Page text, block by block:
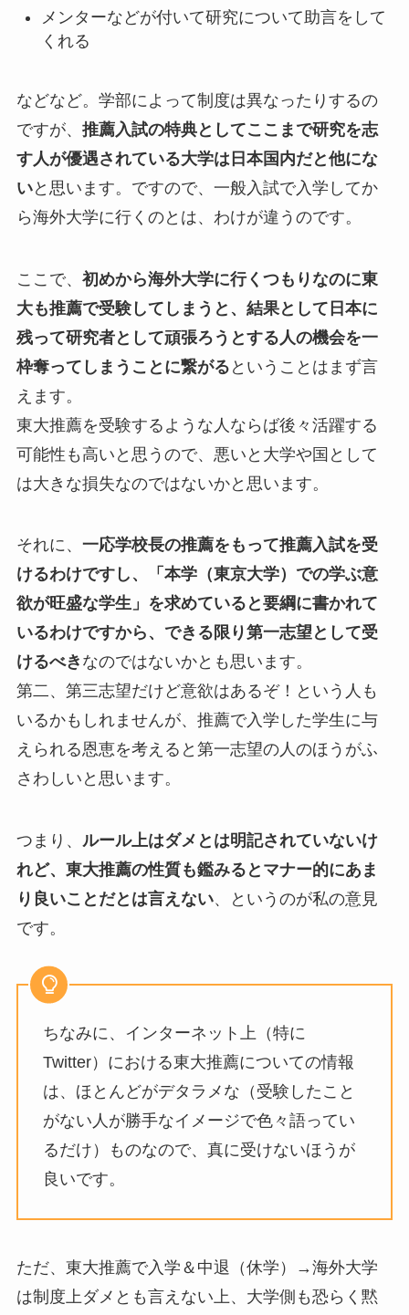
メンターなどが付いて研究について助言をして
くれる
などなど。学部によって制度は異なったりするの
ですが、 推薦入試の特典としてここまで研究を志
す人が優遇されている大学は日本国内だと他にな
いと思います。ですので、一般入試で入学してか
ら海外大学に行くのとは、わけが違うのです。
ここで、 初めから海外大学に行くつもりなのに東
大も推薦で受験してしまうと、結果として日本に
残って研究者として頑張ろうとする人の機会を一
枠奪ってしまうことに繋がる ということはまず言
えます。
東大推薦を受験するような人ならば後々活躍する
可能性も高いと思うので、悪いと大学や国として
は大きな損失なのではないかと思います。
それに、 一応学校長の推薦をもって推薦入試を受
けるわけですし、「本学（東京大学）での学ぶ意
欲が旺盛な学生」を求めていると要綱に書かれて
いるわけですから、できる限り第一志望として受
けるべき なのではないかとも思います。
第二、第三志望だけど意欲はあるぞ！という人も
いるかもしれませんが、推薦で入学した学生に与
えられる恩恵を考えると第一志望の人のほうがふ
さわしいと思います。
つまり、 ルール上はダメとは明記されていないけ
れど、東大推薦の性質も鑑みるとマナー的にあま
り良いことだとは言えない、というのが私の意見
です。
ちなみに、インターネット上（特に
Twitter）における東大推薦についての情報
は、ほとんどがデタラメな（受験したこと
がない人が勝手なイメージで色々語ってい
るだけ）ものなので、真に受けないほうが
良いです。
ただ、東大推薦で入学＆中退（休学）→海外大学
は制度上ダメとも言えない上、大学側も恐らく黙